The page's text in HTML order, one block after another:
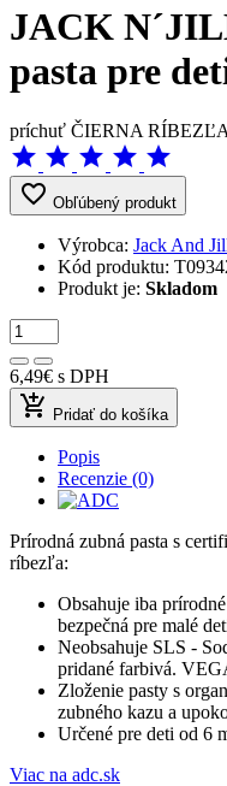
JACK
pasta pre
príchuť ČIERNA
star star star star star
favorite_border Obľúbený produkt
Výrobca: Jack And
Kód produktu:
Produkt je: Skladom
6,49€ s DPH
add_shopping_cart Pridať do košíka
Popis
Recenzie (0)
Prírodná zubná pasta s
ríbezľa:
Obsahuje iba
bezpečná pre malé
Neobsahuje SLS -
pridané farbivá.
Zloženie pasty s
zubného kazu a
Určené pre deti od 6
Viac na adc.sk